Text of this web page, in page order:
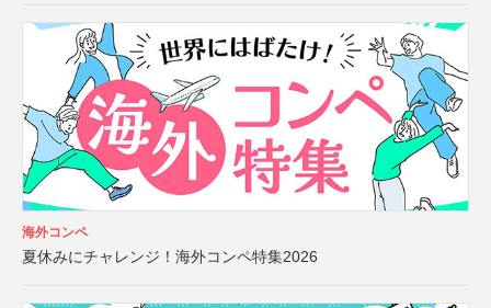
海外コンペ
夏休みにチャレンジ！海外コンペ特集2026